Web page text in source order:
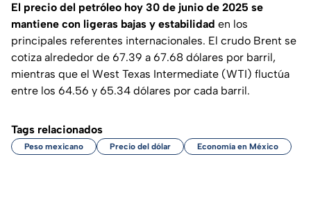
El precio del petróleo hoy 30 de junio de 2025 se
mantiene con ligeras bajas y estabilidad en los
principales referentes internacionales. El crudo Brent se
cotiza alrededor de 67.39 a 67.68 dólares por barril,
mientras que el West Texas Intermediate (WTI) fluctúa
entre los 64.56 y 65.34 dólares por cada barril.
Tags relacionados
Peso mexicano Precio del dólar Economía en México